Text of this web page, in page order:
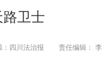
路卫士
：四川法治报
责任编辑： 李